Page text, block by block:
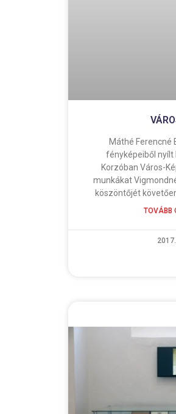
Máthé Ferencné
fényképeiből nyílt
Korzóban Város-
munkákat
köszöntőjét
TOVÁBB